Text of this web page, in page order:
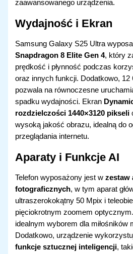
zaawansowanego urządzenia.
Wydajność i Ekran
Samsung Galaxy S25 Ultra
Snapdragon 8 Elite Gen 4, który
prędkość i płynność podczas
oraz innych funkcji. Dodatkowo, 12
pozwala na równoczesne
spadku wydajności. Ekran
rozdzielczości 1440×3120 pikseli
wysoką jakość obrazu, idealną do
przeglądania internetu.
Aparaty i Funkcje AI
Telefon wyposażony jest wzestaw
fotograficznych, w tym aparat
ultraszerokokątny 50 Mpix i
pięciokrotnym zoomem
idealnym wyborem dla miłośników
Dodatkowo, urządzenie
funkcje sztucznej inteligencji,